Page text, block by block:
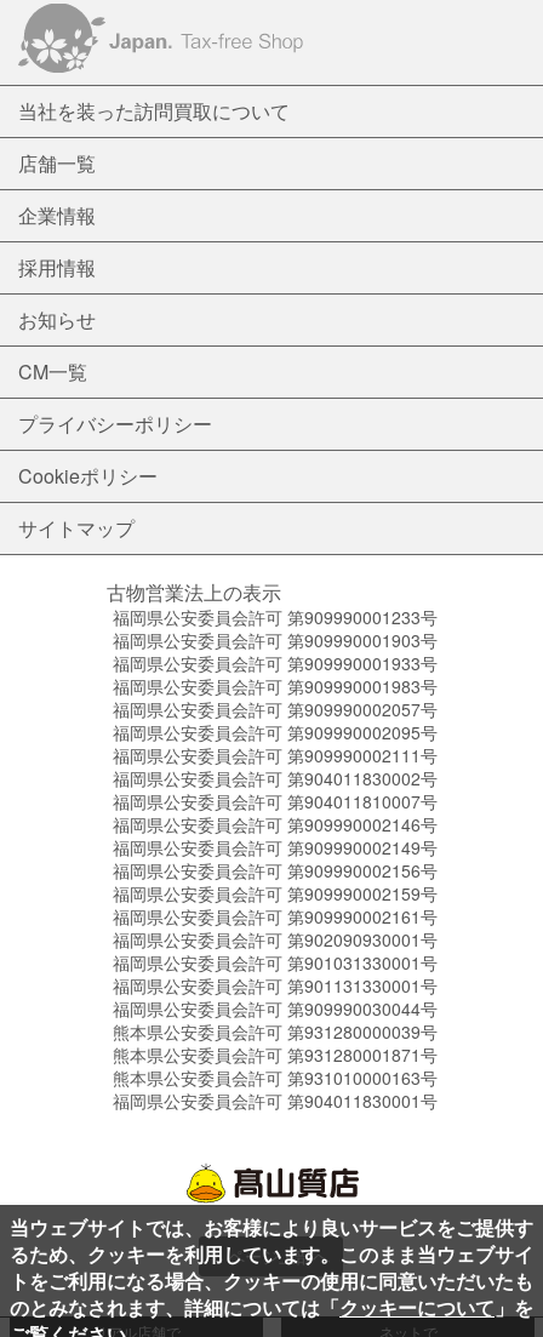
当社を装った訪問買取について
店舗一覧
企業情報
採用情報
お知らせ
CM一覧
プライバシーポリシー
Cookieポリシー
サイトマップ
古物営業法上の表示
福岡県公安委員会許可 第909990001233号
福岡県公安委員会許可 第909990001903号
福岡県公安委員会許可 第909990001933号
福岡県公安委員会許可 第909990001983号
福岡県公安委員会許可 第909990002057号
福岡県公安委員会許可 第909990002095号
福岡県公安委員会許可 第909990002111号
福岡県公安委員会許可 第904011830002号
福岡県公安委員会許可 第904011810007号
福岡県公安委員会許可 第909990002146号
福岡県公安委員会許可 第909990002149号
福岡県公安委員会許可 第909990002156号
福岡県公安委員会許可 第909990002159号
福岡県公安委員会許可 第909990002161号
福岡県公安委員会許可 第902090930001号
福岡県公安委員会許可 第901031330001号
福岡県公安委員会許可 第901131330001号
福岡県公安委員会許可 第909990030044号
熊本県公安委員会許可 第931280000039号
熊本県公安委員会許可 第931280001871号
熊本県公安委員会許可 第931010000163号
福岡県公安委員会許可 第904011830001号
ページ上部へ
リアル店舗で ネットで
当ウェブサイトでは、お客様により良いサービスをご提供す
るため、クッキーを利用しています。このまま当ウェブサイ
トをご利用になる場合、クッキーの使用に同意いただいたも
のとみなされます、詳細については「クッキーについて 」を